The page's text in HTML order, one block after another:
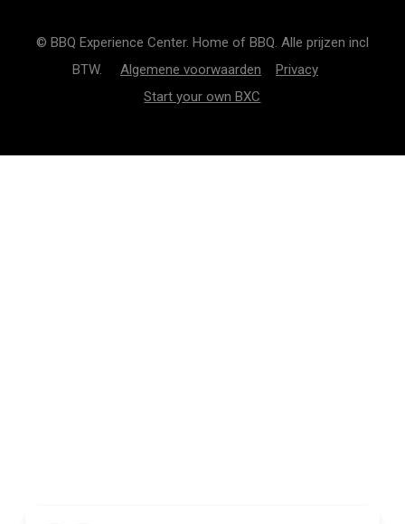
© BBQ Experience Center. Home of BBQ. Alle prijzen incl
BTW. Algemene voorwaarden
Privacy
Start your own BXC